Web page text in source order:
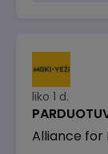
liko 1 d.
Alliance for